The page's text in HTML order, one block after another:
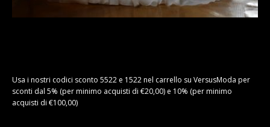
Usa i nostri codici sconto 5522 e 1522 nel carrello su VersusModa per
sconti dal 5% (per minimo acquisti di €20,00) e 10% (per minimo
acquisti di €100,00)